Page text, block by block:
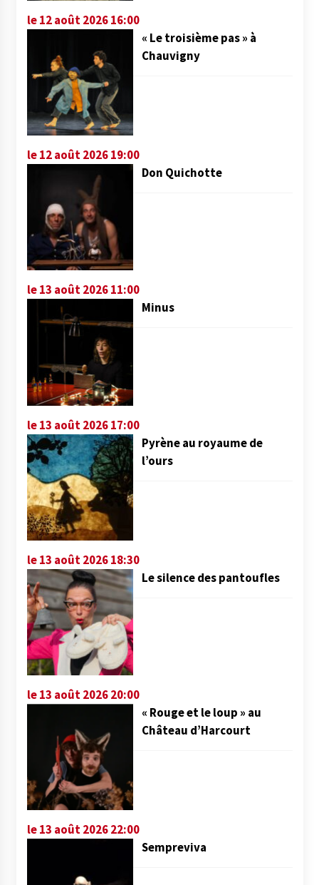
le 12 août 2026 16:00
« Le troisième pas » à
Chauvigny
le 12 août 2026 19:00
Don Quichotte
le 13 août 2026 11:00
Minus
le 13 août 2026 17:00
Pyrène au royaume de
l’ours
le 13 août 2026 18:30
Le silence des pantoufles
le 13 août 2026 20:00
« Rouge et le loup » au
Château d’Harcourt
le 13 août 2026 22:00
Sempreviva